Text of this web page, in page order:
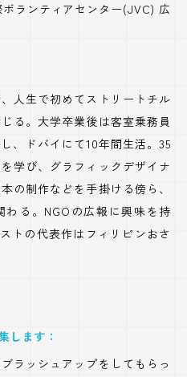
ランティアセンター(JVC) 広
人生で初めてストリートチル
る。大学卒業後は客室乗務員
、ドバイにて10年間生活。35
学び、グラフィックデザイナ
の制作などを手掛ける傍ら、
る。NGOの広報に興味を持
トの代表作はフィリピンおさ
します：
ラッシュアップをしてもらっ